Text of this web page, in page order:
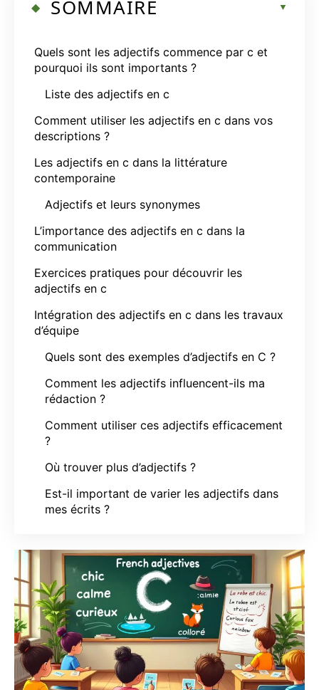
SOMMAIRE
Quels sont les adjectifs commence par c et
pourquoi ils sont importants ?
Liste des adjectifs en c
Comment utiliser les adjectifs en c dans vos
descriptions ?
Les adjectifs en c dans la littérature
contemporaine
Adjectifs et leurs synonymes
L’importance des adjectifs en c dans la
communication
Exercices pratiques pour découvrir les
adjectifs en c
Intégration des adjectifs en c dans les travaux
d’équipe
Quels sont des exemples d’adjectifs en C ?
Comment les adjectifs influencent-ils ma
rédaction ?
Comment utiliser ces adjectifs efficacement
?
Où trouver plus d’adjectifs ?
Est-il important de varier les adjectifs dans
mes écrits ?